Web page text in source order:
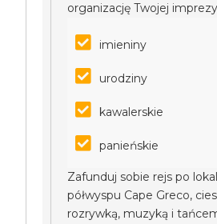
organizację Twojej
imieniny
urodziny
kawalerskie
panieńskie
Zafunduj sobie rejs po
półwyspu Cape Greco,
rozrywką, muzyką i